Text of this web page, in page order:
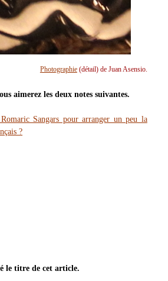
Photographie(détail) de Juan Asensio.
aimerez les deux notes suivantes.
Sangars pour arranger un peu la
?
le titre de cet article.